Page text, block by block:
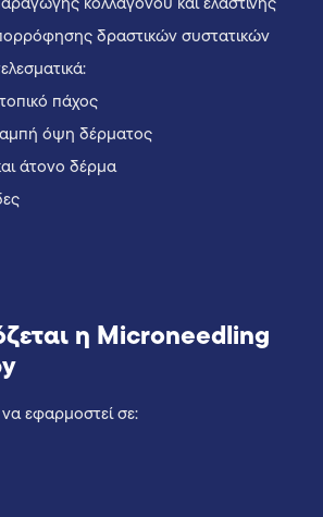
δραστικών συστατικών
πάχος
όψη δέρματος
άτονο δέρμα
η Microneedling
εφαρμοστεί σε: